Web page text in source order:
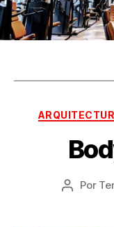
Por